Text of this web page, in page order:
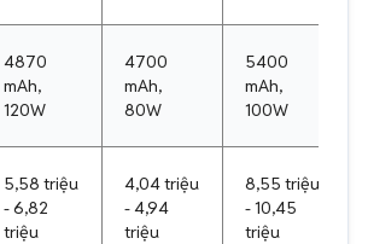
4870
mAh,
120W
4700
mAh,
80W
5400
mAh,
100W
5,58 triệu
- 6,82
triệu
4,04 triệu
- 4,94
triệu
8,55 triệu
- 10,45
triệu